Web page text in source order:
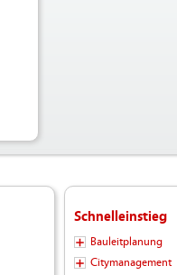
Schnelleinstieg
Bauleitplanung
Citymanagement